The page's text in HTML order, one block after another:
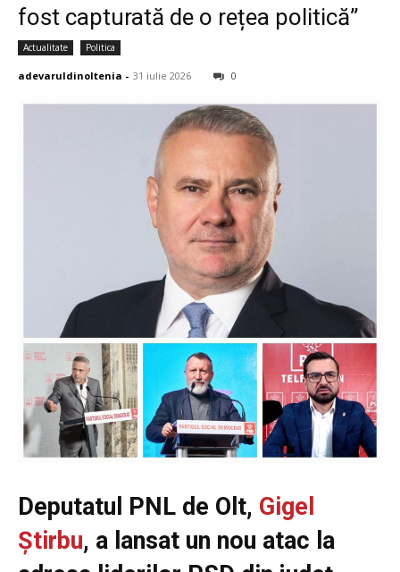
fost capturată de o rețea politică”
Actualitate Politica
adevaruldinoltenia - 31 iulie 2026 0
Deputatul PNL de Olt, Gigel
Știrbu, a lansat un nou atac la